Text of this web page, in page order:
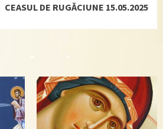
CEASUL DE RUGĂCIUNE 15.05.2025